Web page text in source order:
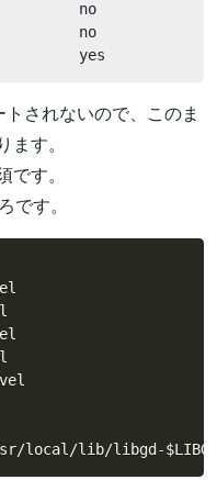
yes
されないので、このま
す。
す。
です。
local/lib/libgd-